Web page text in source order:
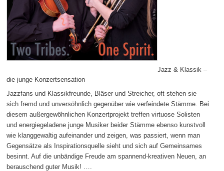
Jazz & Klassik –
die junge Konzertsensation
Jazzfans und Klassikfreunde, Bläser und Streicher, oft stehen sie
sich fremd und unversöhnlich gegenüber wie verfeindete Stämme. Bei
diesem außergewöhnlichen Konzertprojekt treffen virtuose Solisten
und energiegeladene junge Musiker beider Stämme ebenso kunstvoll
wie klanggewaltig aufeinander und zeigen, was passiert, wenn man
Gegensätze als Inspirationsquelle sieht und sich auf Gemeinsames
besinnt. Auf die unbändige Freude am spannend-kreativen Neuen, an
berauschend guter Musik! ….